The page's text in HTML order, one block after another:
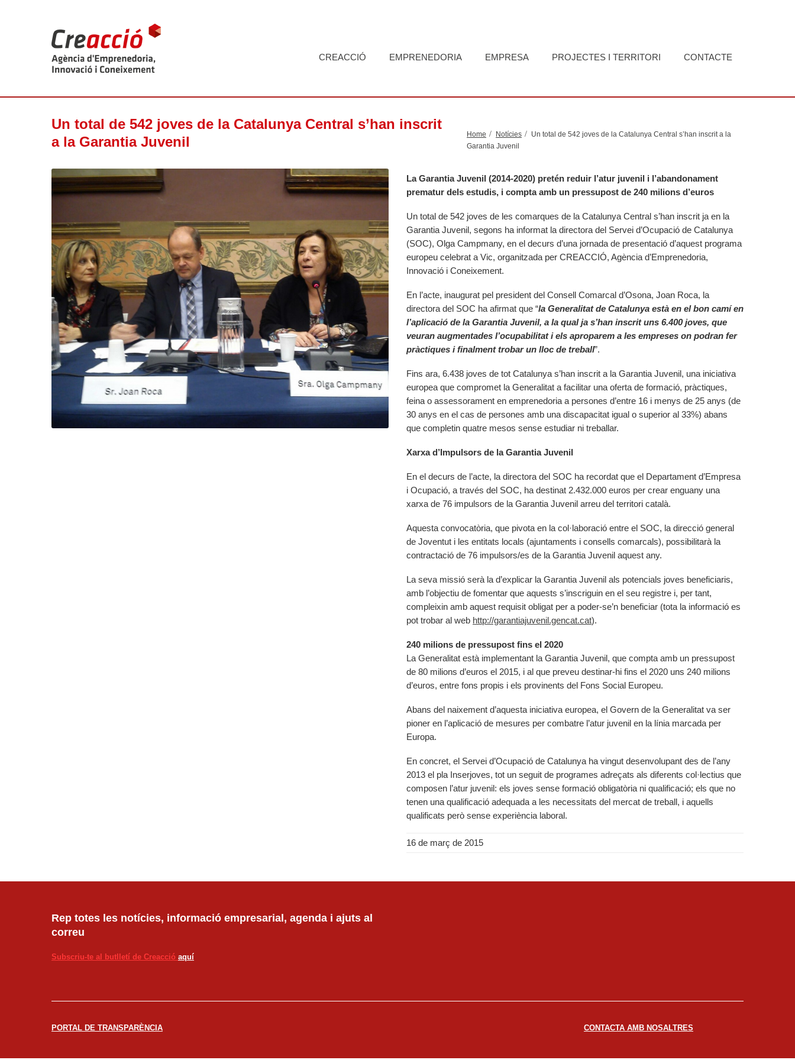
CREACCIÓ EMPRENEDORIA EMPRESA PROJECTES I TERRITORI CONTACTE
Un total de 542 joves de la Catalunya Central s’han inscrit
a la Garantia Juvenil
Home Notícies
Un total de 542 joves de la Catalunya Central s’han inscrit a la
Garantia Juvenil
La Garantia Juvenil (2014-2020) pretén reduir l’atur juvenil i l’abandonament
prematur dels estudis, i compta amb un pressupost de 240 milions d’euros
Un total de 542 joves de les comarques de la Catalunya Central s’han inscrit ja en la
Garantia Juvenil, segons ha informat la directora del Servei d’Ocupació de Catalunya
(SOC), Olga Campmany, en el decurs d’una jornada de presentació d’aquest programa
europeu celebrat a Vic, organitzada per CREACCIÓ, Agència d’Emprenedoria,
Innovació i Coneixement.
En l’acte, inaugurat pel president del Consell Comarcal d’Osona, Joan Roca, la
directora del SOC ha afirmat que “la Generalitat de Catalunya està en el bon camí en
l’aplicació de la Garantia Juvenil, a la qual ja s’han inscrit uns 6.400 joves, que
veuran augmentades l’ocupabilitat i els aproparem a les empreses on podran fer
pràctiques i finalment trobar un lloc de treball”.
Fins ara, 6.438 joves de tot Catalunya s’han inscrit a la Garantia Juvenil, una iniciativa
europea que compromet la Generalitat a facilitar una oferta de formació, pràctiques,
feina o assessorament en emprenedoria a persones d’entre 16 i menys de 25 anys (de
30 anys en el cas de persones amb una discapacitat igual o superior al 33%) abans
que completin quatre mesos sense estudiar ni treballar.
Xarxa d’Impulsors de la Garantia Juvenil
En el decurs de l’acte, la directora del SOC ha recordat que el Departament d’Empresa
i Ocupació, a través del SOC, ha destinat 2.432.000 euros per crear enguany una
xarxa de 76 impulsors de la Garantia Juvenil arreu del territori català.
Aquesta convocatòria, que pivota en la col·laboració entre el SOC, la direcció general
de Joventut i les entitats locals (ajuntaments i consells comarcals), possibilitarà la
contractació de 76 impulsors/es de la Garantia Juvenil aquest any.
La seva missió serà la d’explicar la Garantia Juvenil als potencials joves beneficiaris,
amb l’objectiu de fomentar que aquests s’inscriguin en el seu registre i, per tant,
compleixin amb aquest requisit obligat per a poder-se’n beneficiar (tota la informació es
pot trobar al web http://garantiajuvenil.gencat.cat).
240 milions de pressupost fins el 2020
La Generalitat està implementant la Garantia Juvenil, que compta amb un pressupost
de 80 milions d’euros el 2015, i al que preveu destinar-hi fins el 2020 uns 240 milions
d’euros, entre fons propis i els provinents del Fons Social Europeu.
Abans del naixement d’aquesta iniciativa europea, el Govern de la Generalitat va ser
pioner en l’aplicació de mesures per combatre l’atur juvenil en la línia marcada per
Europa.
En concret, el Servei d’Ocupació de Catalunya ha vingut desenvolupant des de l’any
2013 el pla Inserjoves, tot un seguit de programes adreçats als diferents col·lectius que
composen l’atur juvenil: els joves sense formació obligatòria ni qualificació; els que no
tenen una qualificació adequada a les necessitats del mercat de treball, i aquells
qualificats però sense experiència laboral.
16 de març de 2015
Rep totes les notícies, informació empresarial, agenda i ajuts al
correu
Subscriu-te al butlletí de Creacció aquí
PORTAL DE TRANSPARÈNCIA CONTACTA AMB NOSALTRES